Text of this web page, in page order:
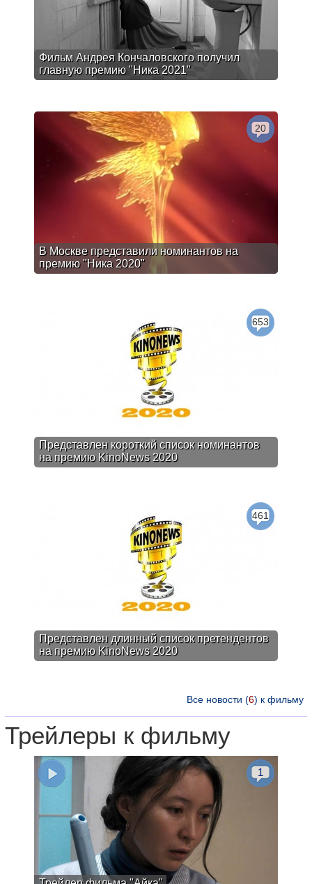
Фильм Андрея Кончаловского получил
главную премию "Ника 2021"
В Москве представили номинантов на
премию "Ника 2020"
20
Представлен короткий список номинантов
на премию KinoNews 2020
653
Представлен длинный список претендентов
на премию KinoNews 2020
461
Все новости (6) к фильму
Трейлеры к фильму
1